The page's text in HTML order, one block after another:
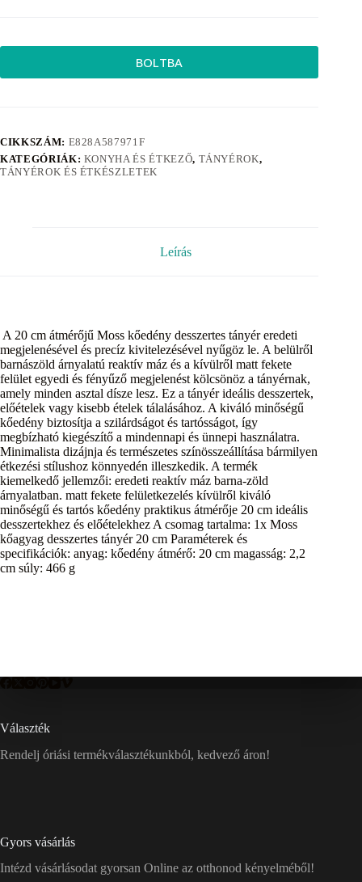
BOLTBA
CIKKSZÁM: E828A587971F
KATEGÓRIÁK: KONYHA ÉS ÉTKEZŐ, TÁNYÉROK,
TÁNYÉROK ÉS ÉTKÉSZLETEK
Leírás
A 20 cm átmérőjű Moss kőedény desszertes tányér eredeti
megjelenésével és precíz kivitelezésével nyűgöz le. A belülről
barnászöld árnyalatú reaktív máz és a kívülről matt fekete
felület egyedi és fényűző megjelenést kölcsönöz a tányérnak,
amely minden asztal dísze lesz. Ez a tányér ideális desszertek,
előételek vagy kisebb ételek tálalásához. A kiváló minőségű
kőedény biztosítja a szilárdságot és tartósságot, így
megbízható kiegészítő a mindennapi és ünnepi használatra.
Minimalista dizájnja és természetes színösszeállítása bármilyen
étkezési stílushoz könnyedén illeszkedik. A termék
kiemelkedő jellemzői: eredeti reaktív máz barna-zöld
árnyalatban. matt fekete felületkezelés kívülről kiváló
minőségű és tartós kőedény praktikus átmérője 20 cm ideális
desszertekhez és előételekhez A csomag tartalma: 1x Moss
kőagyag desszertes tányér 20 cm Paraméterek és
specifikációk: anyag: kőedény átmérő: 20 cm magasság: 2,2
cm súly: 466 g
Választék
Rendelj óriási termékválasztékunkból, kedvező áron!
Gyors vásárlás
Intézd vásárlásodat gyorsan Online az otthonod kényelméből!